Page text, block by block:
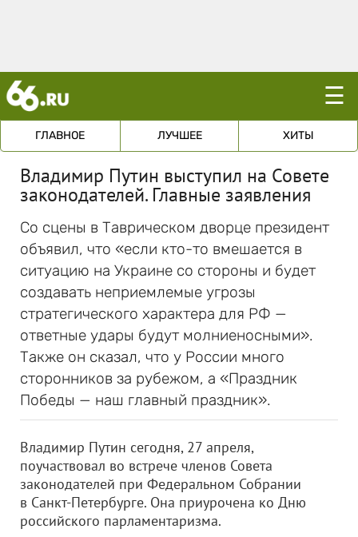
☰
ГЛАВНОЕ ЛУЧШЕЕ ХИТЫ
Владимир Путин выступил на Совете
законодателей. Главные заявления
Со сцены в Таврическом дворце президент
объявил, что «если кто-то вмешается в
ситуацию на Украине со стороны и будет
создавать неприемлемые угрозы
стратегического характера для РФ —
ответные удары будут молниеносными».
Также он сказал, что у России много
сторонников за рубежом, а «Праздник
Победы — наш главный праздник».
Владимир Путин сегодня, 27 апреля,
поучаствовал во встрече членов Совета
законодателей при Федеральном Собрании
в Санкт-Петербурге. Она приурочена ко Дню
российского парламентаризма.